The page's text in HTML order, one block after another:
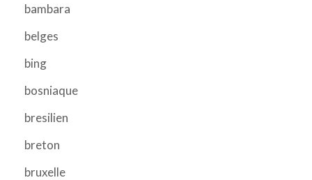
bambara
belges
bing
bosniaque
bresilien
breton
bruxelle